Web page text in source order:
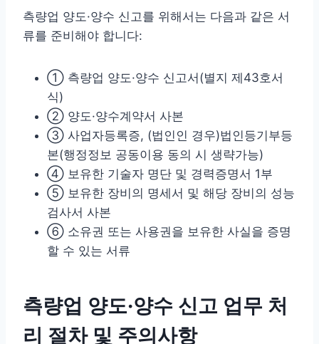
측량업 양도·양수 신고를 위해서는 다음과 같은 서
류를 준비해야 합니다:
① 측량업 양도·양수 신고서(별지 제43호서
식)
② 양도·양수계약서 사본
③ 사업자등록증, (법인인 경우)법인등기부등
본(행정정보 공동이용 동의 시 생략가능)
④ 보유한 기술자 명단 및 경력증명서 1부
⑤ 보유한 장비의 명세서 및 해당 장비의 성능
검사서 사본
⑥ 소유권 또는 사용권을 보유한 사실을 증명
할 수 있는 서류
측량업 양도·양수 신고 업무 처
리 절차 및 주의사항